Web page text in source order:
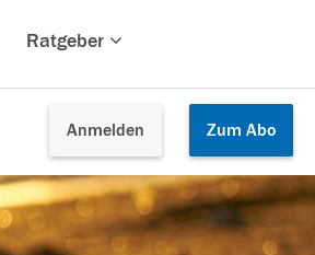
Ratgeber
Anmelden Zum Abo